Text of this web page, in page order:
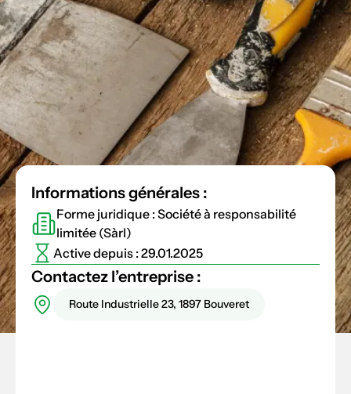
Informations générales :
Forme juridique : Société à responsabilité
limitée (Sàrl)
Active depuis : 29.01.2025
Contactez l’entreprise :
Route Industrielle 23, 1897 Bouveret